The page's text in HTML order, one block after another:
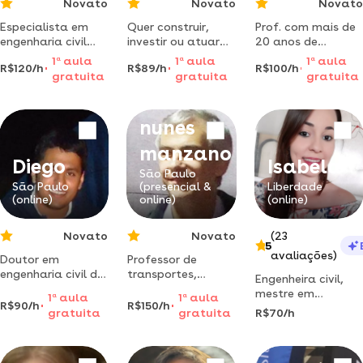
Novato
Especialista em
engenharia civil
(doutor), com
especialização em
estruturas, oferece
R$120/h
1 aaula
gratuita
Novato
Quer construir,
investir ou atuar
na engenharia com
segurança e
estratégia? te
passo, como
planejar obras,
analisar
viabilidade e evitar
erros. conte com a
experiência de
quem vive o c
R$89/h
1 a aula
gratuita
Novato
Prof. com mais de
20 anos de
experiência na
área técnica
mecânica
R$100/h
1 a aula
gratuita
Diego
São Paulo
(online)
Novato
Doutor em
engenharia civil dá
engenharia
estrutural,
materiais, análise
R$90/h
1 aaula
gratuita
nunes
manzano
São Paulo
(presencial &
online)
Novato
Professor de
transportes,
transportes
pericias industriais
R$150/h
1 a aula
gratuita
Isabela
Liberdade
(online)
5
(23
avaliações)
Engenheira civil,
mestre em
estruturas,
aprendizado
R$70/h